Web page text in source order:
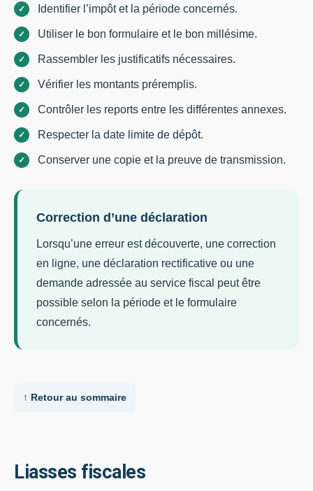
Identifier l’impôt et la période concernés.
Utiliser le bon formulaire et le bon millésime.
Rassembler les justificatifs nécessaires.
Vérifier les montants préremplis.
Contrôler les reports entre les différentes annexes.
Respecter la date limite de dépôt.
Conserver une copie et la preuve de transmission.
Correction d’une déclaration
Lorsqu’une erreur est découverte, une correction
en ligne, une déclaration rectificative ou une
demande adressée au service fiscal peut être
possible selon la période et le formulaire
concernés.
↑ Retour au sommaire
Liasses fiscales